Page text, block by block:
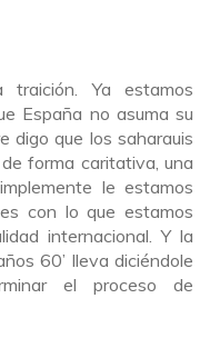
Ya estamos
España no asuma su
digo que los saharauis
forma caritativa, una
le estamos
con lo que estamos
internacional. Y la
60’ lleva diciéndole
el proceso de